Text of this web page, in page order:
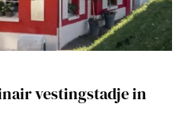
vestingstadje in